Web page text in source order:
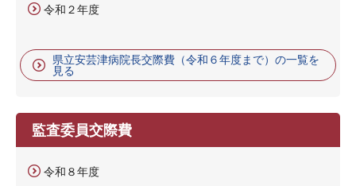
令和２年度
県立安芸津病院長交際費（令和６年度まで）の一覧を
見る
監査委員交際費
令和８年度